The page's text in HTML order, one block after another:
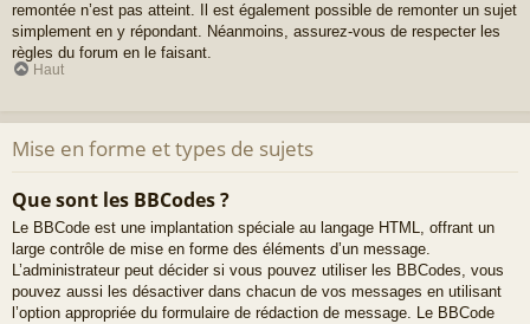
remontée n’est pas atteint. Il est également possible de remonter un sujet
simplement en y répondant. Néanmoins, assurez-vous de respecter les
règles du forum en le faisant.
Haut
Mise en forme et types de sujets
Que sont les BBCodes ?
Le BBCode est une implantation spéciale au langage HTML, offrant un
large contrôle de mise en forme des éléments d’un message.
L’administrateur peut décider si vous pouvez utiliser les BBCodes, vous
pouvez aussi les désactiver dans chacun de vos messages en utilisant
l’option appropriée du formulaire de rédaction de message. Le BBCode